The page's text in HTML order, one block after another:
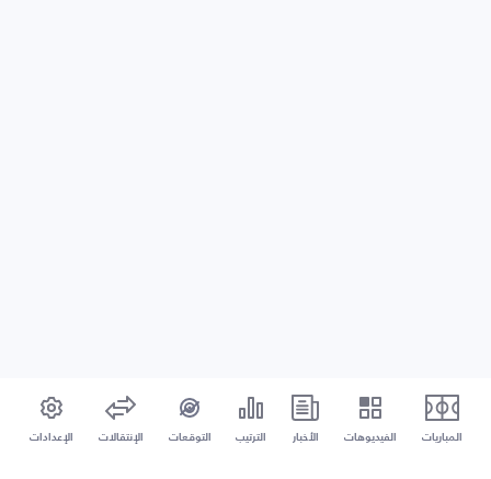
المباريات الفيديوهات الأخبار الترتيب التوقعات الإنتقالات الإعدادات